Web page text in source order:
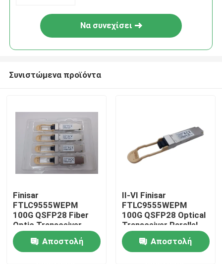
Σπίτι
Προϊόντα
Να συνεχίσει
Συνιστώμενα προϊόντα
Finisar
FTLC9555WEPM
100G QSFP28 Fiber
Optic Transceiver
100M MMF CPRI
100Gb Ethernet Wired
LAN Hot Pluggable
Αποστολή
II-VI Finisar
FTLC9555WEPM
100G QSFP28 Optical
Transceiver Parallel
MMF 100M CPRI Hot
Pluggable Port DC 5V
Fiber Optic Equipment
Αποστολή